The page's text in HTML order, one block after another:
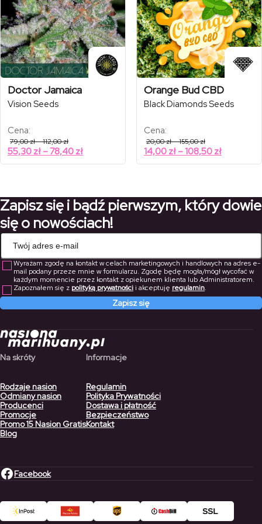
Doctor Jamaica
Vision Seeds
Cena:
79,00zł–112,00złZakres
cen:
od
79,00 zł
55,30 zł –78,40 złZakres
cen:
78,40 zł
Orange Bud CBD
Black Diamonds Seeds
Cena:
20,00zł–155,00złZakres
cen:
od
20,00 zł
14,00 zł – 108,50 złZakres
cen:
108,50 zł
Zapisz się i bądź pierwszym, który dowie
się o nowościach!
Wyrażam zgodę na kontakt w celach marketingowych i handlowych na adres e-
mail podany przeze mnie w formularzu. Zgodę będę mogła/mógł wycofać w
każdym momencie przez kontakt z opiekunem klienta lub Administratorem.
Zapoznałem się z polityką prywatnościi akceptuję regulamin.
Zapisz się
Na skróty
Rodzaje nasion
Odmiany nasion
Producenci
Promocje
Promo 15 Nasion Gratis
Blog
Informacje
Regulamin
Polityka Prywatności
Dostawa i płatność
Bezpieczeństwo
Kontakt
Facebook